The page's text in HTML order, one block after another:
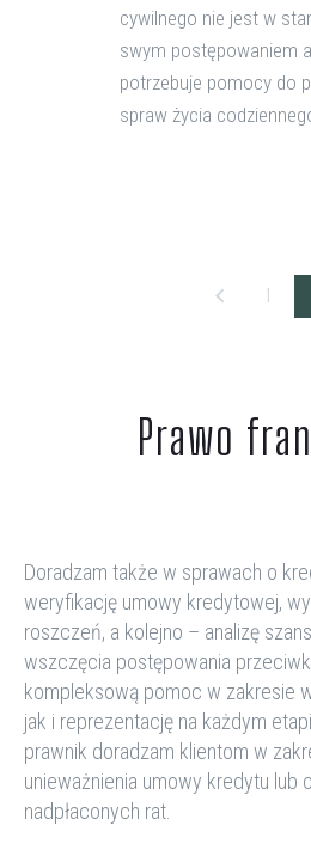
cywilnego nie jest w
swym postępowaniem
potrzebuje pomocy do
spraw życia
Prawo
Doradzam także w sprawach o
weryfikację umowy kredytowej,
roszczeń, a kolejno – analizę
wszczęcia postępowania
kompleksową pomoc w zakresie
jak i reprezentację na każdym
prawnik doradzam klientom w
unieważnienia umowy kredytu lub
nadpłaconych rat.